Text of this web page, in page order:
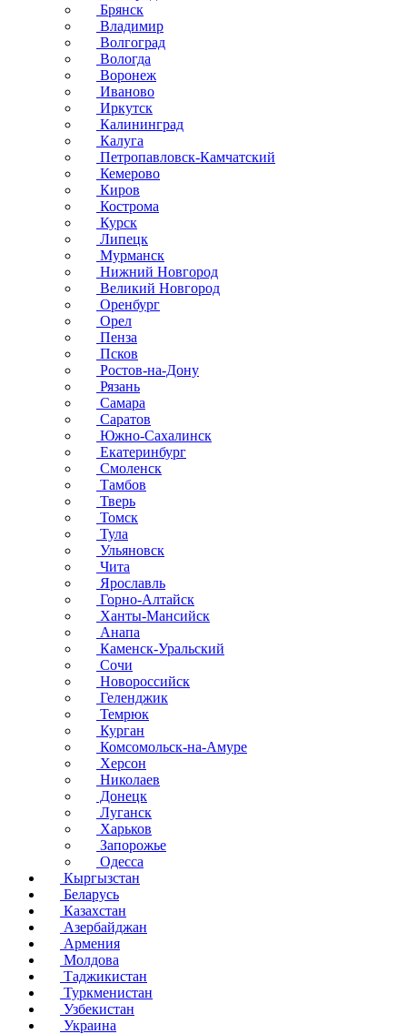
Брянск
Владимир
Волгоград
Вологда
Воронеж
Иваново
Иркутск
Калининград
Калуга
Петропавловск-Камчатский
Кемерово
Киров
Кострома
Курск
Липецк
Мурманск
Нижний Новгород
Великий Новгород
Оренбург
Орел
Пенза
Псков
Ростов-на-Дону
Рязань
Самара
Саратов
Южно-Сахалинск
Екатеринбург
Смоленск
Тамбов
Тверь
Томск
Тула
Ульяновск
Чита
Ярославль
Горно-Алтайск
Ханты-Мансийск
Анапа
Каменск-Уральский
Сочи
Новороссийск
Геленджик
Темрюк
Курган
Комсомольск-на-Амуре
Херсон
Николаев
Донецк
Луганск
Харьков
Запорожье
Одесса
Кыргызстан
Беларусь
Казахстан
Азербайджан
Армения
Молдова
Таджикистан
Туркменистан
Узбекистан
Украина